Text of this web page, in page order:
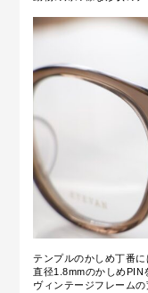
テンプルのかしめ丁番に
直径1.8mmのかしめPIN
ヴィンテージフレーム